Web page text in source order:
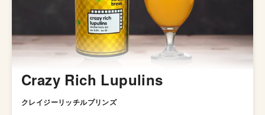
Crazy Rich Lupulins
クレイジーリッチルプリンズ